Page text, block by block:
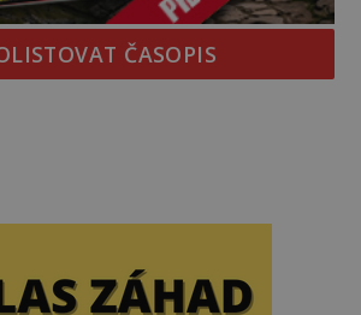
ČASOPIS